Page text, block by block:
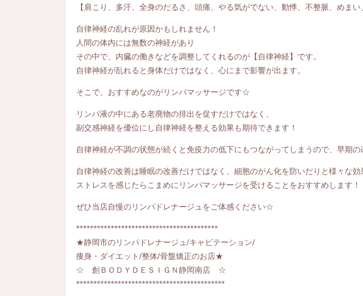
【肩こり、多汗、全身のだるさ、頭痛、やる気がでない、動悸、不整脈、めまい
自律神経の乱れが原因かもしれません！
人間の体内には無数の神経があり
その中で、内臓の働きなどを調整してくれるのが【自律神経】です。
自律神経が乱れると身体だけではなく、心にまで影響が出ます。
そこで、おすすめなのがリンパマッサージです☆
リンパ液の中にある老廃物の排出を促すだけではなく、
副交感神経を優位にし自律神経を整える効果も期待できます！
自律神経が不調の状態が続くと免疫力の低下にもつながってしまうので、早期の
自律神経の改善は睡眠の改善だけではなく、細胞のがん化を防いだりと様々な効
ストレスを感じたらこまめにリンパマッサージを受けることをおすすめします！
ぜひ当店自慢のリンパドレナージュをご体感ください☆
*****************************************
★静岡市のリンパドレナージュ/キャビテーション/
痩身・ダイエット/整体/骨盤矯正のお店★
☆ 創ＢＯＤＹＤＥＳＩＧＮ静岡南店 ☆
*******************************************